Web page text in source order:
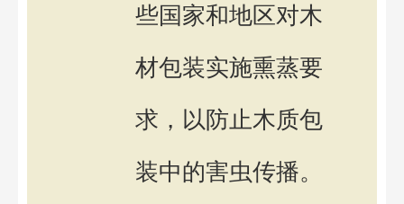
些国家和地区对木
材包装实施熏蒸要
求，以防止木质包
装中的害虫传播。